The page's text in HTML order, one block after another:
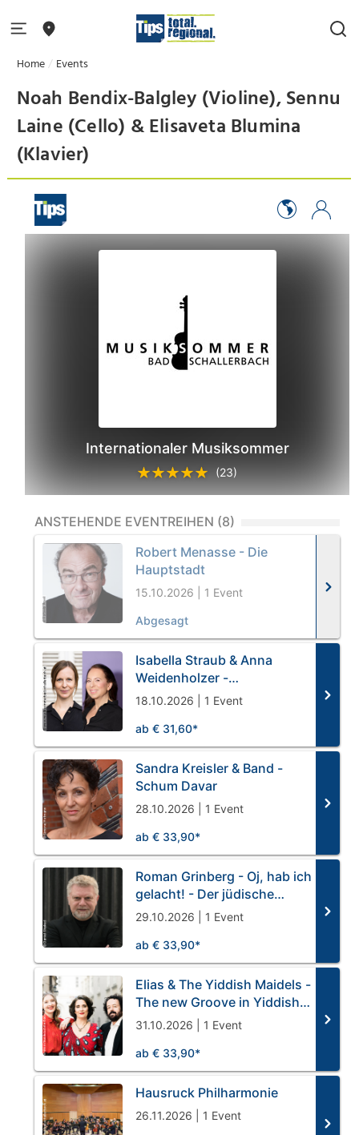
Home Events
Noah Bendix-Balgley (Violine), Sennu
Laine (Cello) & Elisaveta Blumina
(Klavier)